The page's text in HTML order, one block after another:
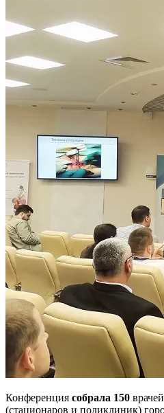
Конференция собрала 150
(стационаров и поликлиник)